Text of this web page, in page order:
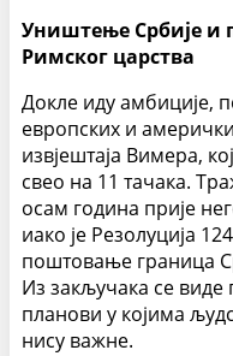
Уништење Србије и
Римског царства
Докле иду амбиције,
европских и
извјештаја Вимера,
свео на 11 тачака.
осам година прије
иако је Резолуција
поштовање граница
Из закључака се виде
планови у којима
нису важне.